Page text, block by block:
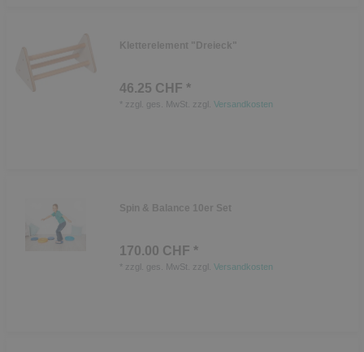
Kletterelement "Dreieck"
46.25 CHF *
zzgl. ges. MwSt. zzgl. Versandkosten
Spin & Balance 10er Set
170.00 CHF *
zzgl. ges. MwSt. zzgl. Versandkosten